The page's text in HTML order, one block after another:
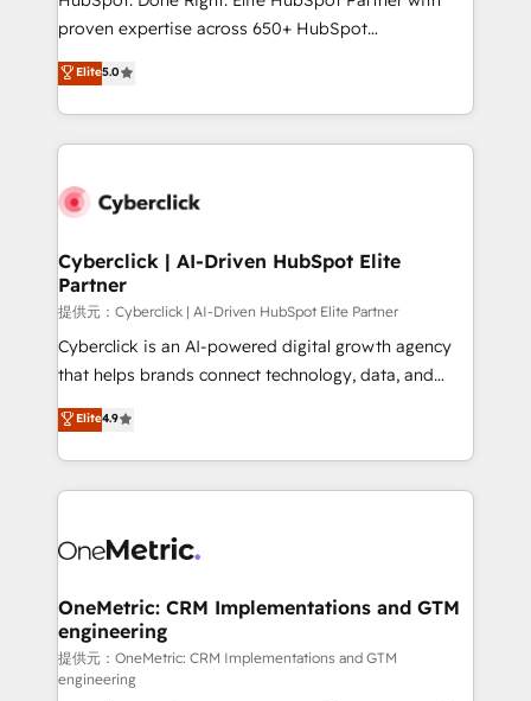
delivered through our proprietary FLAIR framework
Partner and ISO 27001:2022 certified consultancy,
we blend strategy, creativity, and technology to help
proven expertise across 650+ HubSpot
implementations. With 12+ years of HubSpot
experience, we help you use the HubSpot platform
to its fullest capacity, improve your current HubSpot
website, or build your new one.
Elite5.0
Cyberclick | AI-Driven HubSpot Elite
Partner
提供元：Cyberclick | AI-Driven HubSpot Elite Partner
Cyberclick is an AI-powered digital growth agency
that helps brands connect technology, data, and
creativity to achieve measurable results. Founded in
Barcelona and operating across Spain, LATAM, and
the UK, we support global companies in building
smarter marketing, sales, and customer success
Iberia (Spain & Portugal), we combine human insight
growth. Our multidisciplinary team designs solutions
that simplify complexity, boost performance, and
turn innovation into real impact. 🌍 Highlights •
HubSpot Partner since 2012 • 2022 EMEA Impact
Elite4.9
OneMetric: CRM Implementations and GTM
engineering
提供元：OneMetric: CRM Implementations and GTM
engineering